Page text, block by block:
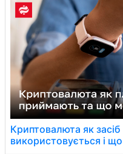
Криптовалюта як
використовується і